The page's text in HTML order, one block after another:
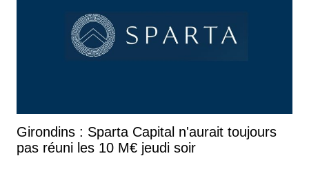
Girondins : Sparta Capital n'aurait toujours
pas réuni les 10 M€ jeudi soir